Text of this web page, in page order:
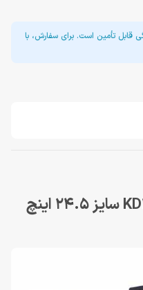
تأمین است. برای سفارش، با
خرید مانیتور آئوروس KD25F سایز 24.5 اینچ